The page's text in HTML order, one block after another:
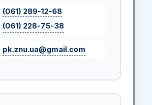
(061) 289-12-68
(061) 228-75-38
pk.znu.ua@gmail.com